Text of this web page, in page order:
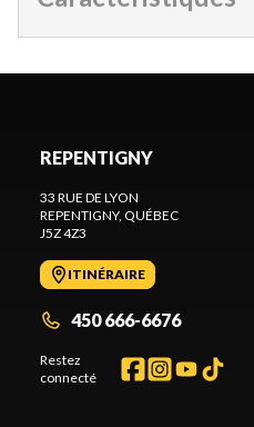
REPENTIGNY
33 RUE DE LYON
REPENTIGNY, QUÉBEC
J5Z 4Z3
ITINÉRAIRE
450 666-6676
Restez
connecté